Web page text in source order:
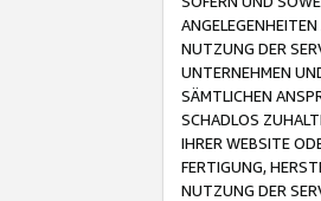
NUTZUNG DER
UNTERNEHMEN
SÄMTLICHEN
SCHADLOS
IHRER WEBSITE
FERTIGUNG,
NUTZUNG DER